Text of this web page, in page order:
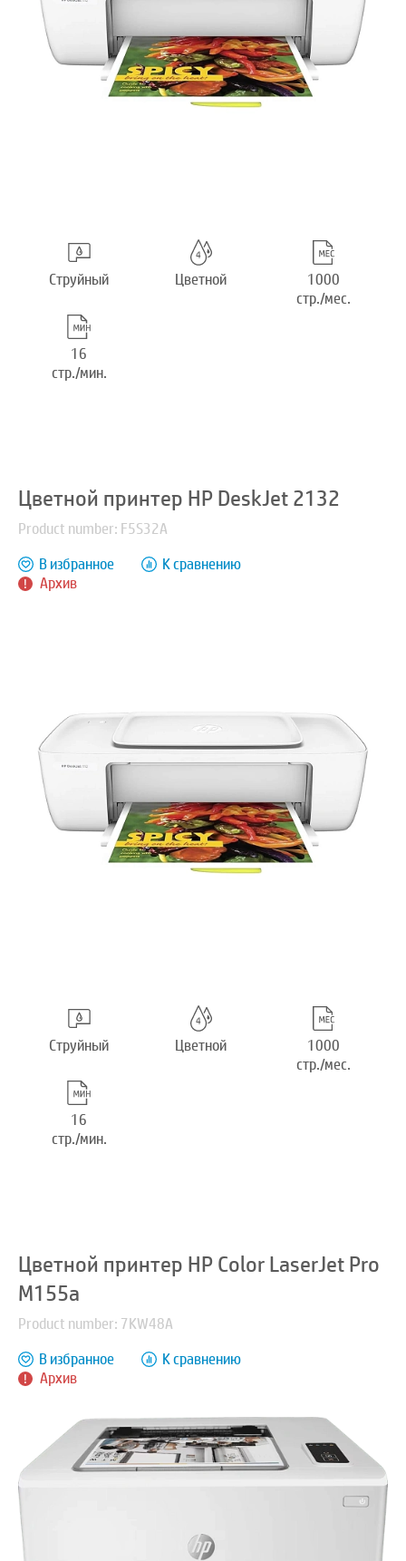
Струйный Цветной
1000
стр./мес.
16
стр./мин.
Цветной принтер HP DeskJet 2132
Product number: F5S32A
Архив
В избранное К сравнению
Струйный Цветной
1000
стр./мес.
16
стр./мин.
Цветной принтер HP Color LaserJet Pro
M155a
Product number: 7KW48A
Архив
В избранное К сравнению